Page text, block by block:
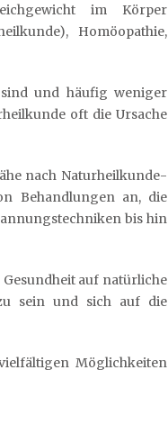
im Körper
Homöopathie,
und häufig weniger
oft die Ursache
nach Naturheilkunde-
Behandlungen an, die
bis hin
auf natürliche
sein und sich auf die
Möglichkeiten